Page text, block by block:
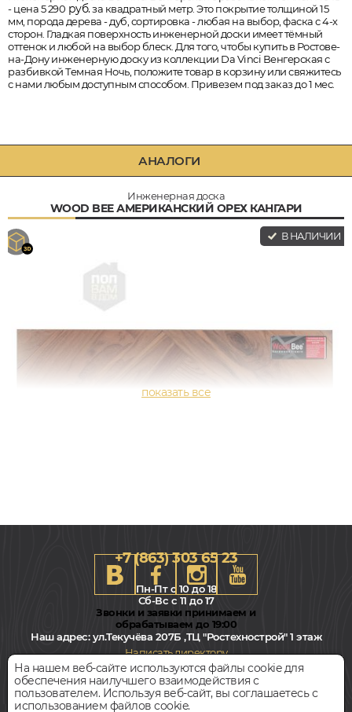
- цена 5 290 руб.за квадратный метр. Это покрытие толщиной 15
мм, порода дерева - дуб, сортировка - любая на выбор, фаска с 4-х
сторон. Гладкая поверхность инженерной доски имеет тёмный
оттенок и любой на выбор блеск. Для того, чтобы купить в Ростове-
на-Дону инженерную доску из коллекции Da Vinci Венгерская с
разбивкой Темная Ночь, положите товар в корзину или свяжитесь
с нами любым доступным способом. Привезем под заказ до 1 мес.
АНАЛОГИ
Инженерная доска
WOOD BEE АМЕРИКАНСКИЙ ОРЕХ КАНГАРИ
В НАЛИЧИИ
92x600, 12мм
Орех американский, Елка Английская, Елочкой, Влагостойкий,
Смешанная
Цена за 1 м² 5 475руб.
+7 (863) 303 65 23
Пн-Пт с 10 до 18
Сб-Вс с 11 до 17
Звонки и заявки принимаем и
обрабатываем до 19:00
Наш адрес:ул.Текучёва 207Б ,ТЦ "Ростехнострой" 1 этаж
Написать директору
Всегда свободная парковка
На нашем веб-сайте используются файлы cookie для
обеспечения наилучшего взаимодействия с
пользователем. Используя веб-сайт, вы соглашаетесь с
использованием файлов cookie.